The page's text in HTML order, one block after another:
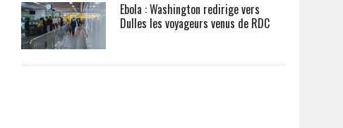
Ebola : Washington redirige vers
Dulles les voyageurs venus de RDC